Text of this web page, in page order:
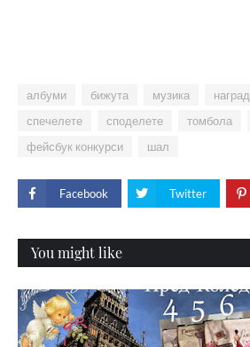
албуми бижута музика
спечелете
споделете томбола
фейсбук конкурси
шал
Facebook Twitter
You might like